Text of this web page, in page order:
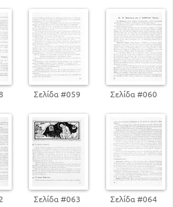
Η ΚΥΡΙΑΚΗ ΤΗΣ ΟΡΘΟΔΟΞΙΑΣ
65
ΜΑΣ ΚΑΤΆ ΤΗΝ Γ
68
ΤΗΣ ΕΚΚΛΗΣΙΑΣ 71
ΕΠΙ ΤΟΥΡΚΟΚΡΑΤΙΑΣ
78
83
- ΧΙΛΙΑΣΜΟΣ
88
Σελίδα #059 Σελίδα #060
Σελίδα #063 Σελίδα #064